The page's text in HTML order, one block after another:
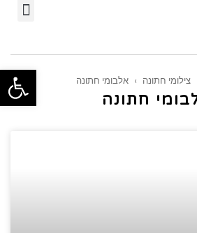
פתח צילומי חתונה › אלבומי חתונה
חתונה